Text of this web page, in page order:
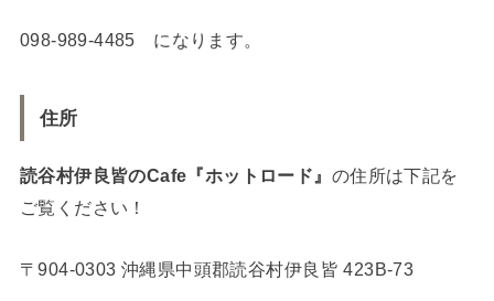
098-989-4485 になります。
住所
読谷村伊良皆のCafe『ホットロード』 の住所は下記を
ご覧ください！
〒904-0303 沖縄県中頭郡読谷村伊良皆 423B-73